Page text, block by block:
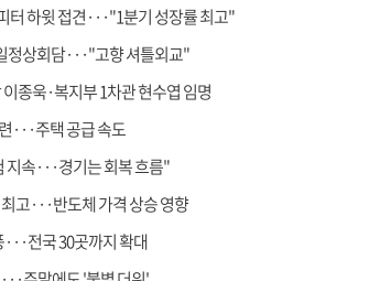
터 하윗 접견···"1분기 성장률 최고"
정상회담···"고향 셔틀외교"
종욱·복지부 1차관 현수엽 임명
···주택 공급 속도
지속···경기는 회복 흐름"
고···반도체 가격 상승 영향
전국 30곳까지 확대